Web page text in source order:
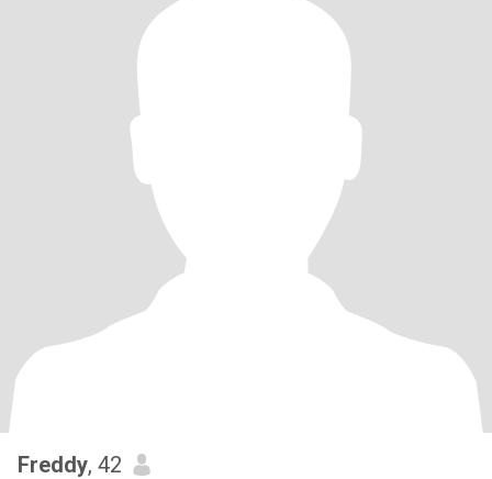
Freddy, 42